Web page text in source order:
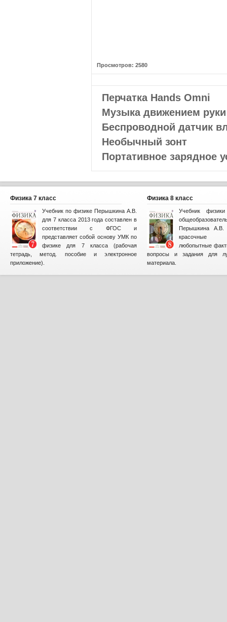
Просмотров: 2580
Перчатка Hands Omni
Музыка движением руки
Беспроводной датчик
Необычный зонт
Портативное зарядное
Физика 7 класс
Учебник по физике Перышкина А.В.
для 7 класса 2013 года составлен в
соответствии с ФГОС и
представляет собой основу УМК по
физике для 7 класса (рабочая
тетрадь, метод. пособие и электронное
приложение).
Физика 8 класс
Учебник
Перышкина А.В.
красочные
любопытные
вопросы и задания для
материала.